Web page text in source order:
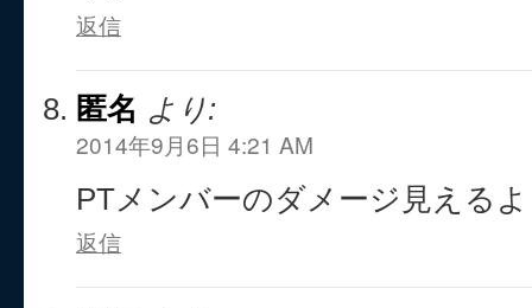
返信
匿名 より:
2014年9月6日 4:21 AM
PTメンバーのダメージ見える
返信